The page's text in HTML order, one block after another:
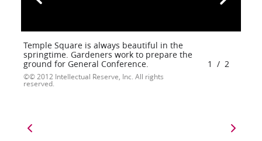
Temple Square is always beautiful in the
springtime. Gardeners work to prepare the
ground for General Conference.
© 2012 Intellectual Reserve, Inc. All rights
reserved.
1 / 2